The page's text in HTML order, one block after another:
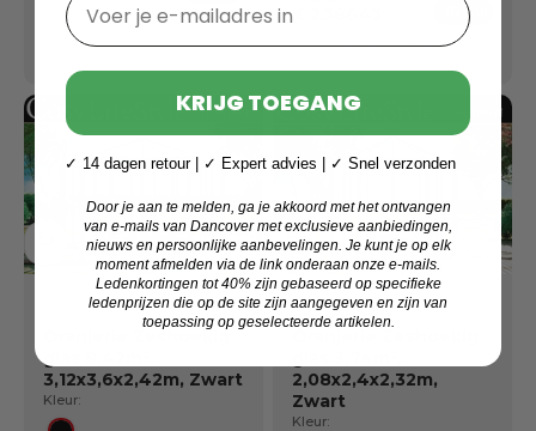
Binnenkort op voorraad
Levering: 5 okt.
-10%
Binnenkort op voorraad
Oranjerie Zeshoekig
glas 8,42m²,
3,12x3,6x2,42m, Zwart
Kleur:
2,08x2,4x2,32m,
Zwart
Kleur:
KRIJG TOEGANG
✓ 14 dagen retour | ✓ Expert advies | ✓ Snel verzonden
Door je aan te melden, ga je akkoord met het ontvangen
van e-mails van Dancover met exclusieve aanbiedingen,
nieuws en persoonlijke aanbevelingen. Je kunt je op elk
moment afmelden via de link onderaan onze e-mails.
Ledenkortingen tot 40% zijn gebaseerd op specifieke
ledenprijzen die op de site zijn aangegeven en zijn van
toepassing op geselecteerde artikelen.